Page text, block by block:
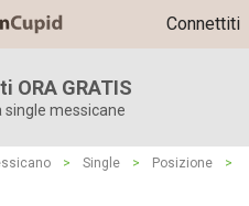
Connettiti
ORA GRATIS
single messicane
> Single > Posizione
>